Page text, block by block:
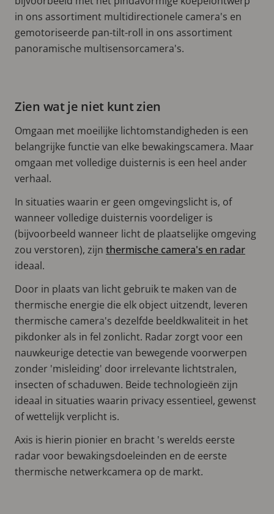
in ons assortiment multidirectionele camera's en
gemotoriseerde pan-tilt-roll in ons assortiment
panoramische multisensorcamera's.
Zien wat je niet kunt zien
Omgaan met moeilijke lichtomstandigheden is een
belangrijke functie van elke bewakingscamera. Maar
omgaan met volledige duisternis is een heel ander
verhaal.
In situaties waarin er geen omgevingslicht is, of
wanneer volledige duisternis voordeliger is
(bijvoorbeeld wanneer licht de plaatselijke omgeving
zou verstoren), zijn thermische camera's en radar
ideaal.
Door in plaats van licht gebruik te maken van de
thermische energie die elk object uitzendt, leveren
thermische camera's dezelfde beeldkwaliteit in het
pikdonker als in fel zonlicht. Radar zorgt voor een
nauwkeurige detectie van bewegende voorwerpen
zonder 'misleiding' door irrelevante lichtstralen,
insecten of schaduwen. Beide technologieën zijn
ideaal in situaties waarin privacy essentieel, gewenst
of wettelijk verplicht is.
Axis is hierin pionier en bracht 's werelds eerste
radar voor bewakingsdoeleinden en de eerste
thermische netwerkcamera op de markt.